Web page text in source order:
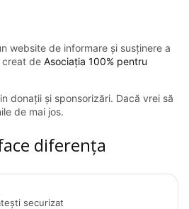
website de informare și susținere a
creat de Asociația 100% pentru
donații și sponsorizări. Dacă vrei să
de mai jos.
diferența
securizat